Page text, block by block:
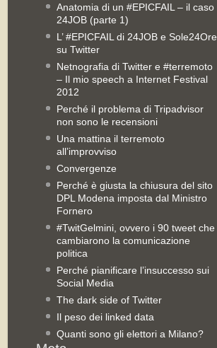
Anatomia di un #EPICFAIL – il caso
24JOB (parte 1)
L’ #EPICFAIL di 24JOB e Sole24Ore
su Twitter
Netnografia di Twitter e #terremoto
– Il mio speech a Internet Festival
2012
Perché il problema di Tripadvisor
non sono le recensioni
Una mattina il terremoto
all’improvviso
Convergenze
Perché è giusta la chiusura del sito
DPL Modena imposta dal Ministro
Fornero
#TwitGelmini, ovvero i 90 tweet che
cambiarono la comunicazione
politica
Perché pianificare l’insuccesso sui
Social Media
The dark side of Twitter
Il peso dei linked data
Quanti sono gli elettori a Milano?